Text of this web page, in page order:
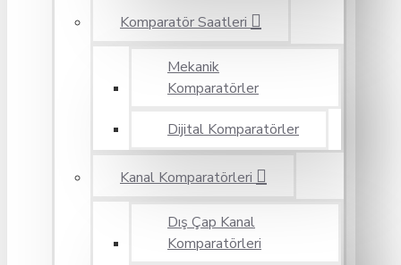
Komparatör Saatleri
Mekanik
Komparatörler
Dijital Komparatörler
Kanal Komparatörleri
Dış Çap Kanal
Komparatörleri